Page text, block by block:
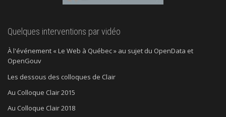
Quelques interventions par vidéo
À l'événement « Le Web à Québec » au sujet du OpenData et
OpenGouv
Les dessous des colloques de Clair
Au Colloque Clair 2015
Au Colloque Clair 2018